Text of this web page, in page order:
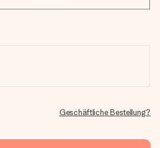
Geschäftliche Bestellung?